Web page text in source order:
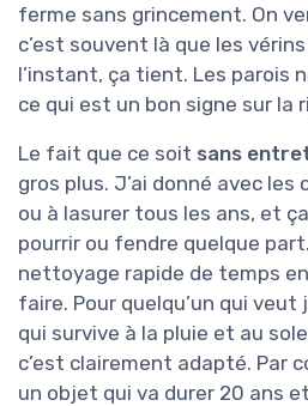
ferme sans grincement. On
c’est souvent là que les
l’instant, ça tient. Les parois
ce qui est un bon signe sur la
Le fait que ce soit sans
gros plus. J’ai donné avec
ou à lasurer tous les ans, et
pourrir ou fendre quelque
nettoyage rapide de temps
faire. Pour quelqu’un qui
qui survive à la pluie et au
c’est clairement adapté. Par
un objet qui va durer 20 ans